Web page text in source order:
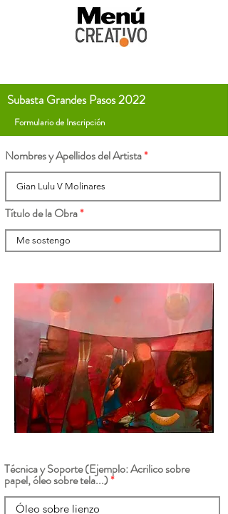
Subasta Grandes Pasos 2022
Formulario de Inscripción
Nombres y Apellidos del Artista
Título de la Obra
Técnica y Soporte (Ejemplo: Acrilico sobre
papel, óleo sobre tela...)